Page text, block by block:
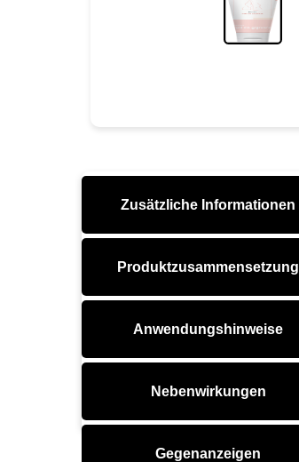
Zusätzliche Informationen
Produktzusammensetzung
Anwendungshinweise
Nebenwirkungen
Gegenanzeigen